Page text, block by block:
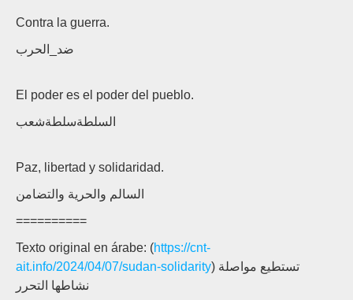
Contra la guerra.
ضد_الحرب
El poder es el poder del pueblo.
السلطةسلطةشعب
Paz, libertad y solidaridad.
السالم والحرية والتضامن
==========
Texto original en árabe: (https://cnt-
ait.info/2024/04/07/sudan-solidarity) تستطيع مواصلة
نشاطها التحرر